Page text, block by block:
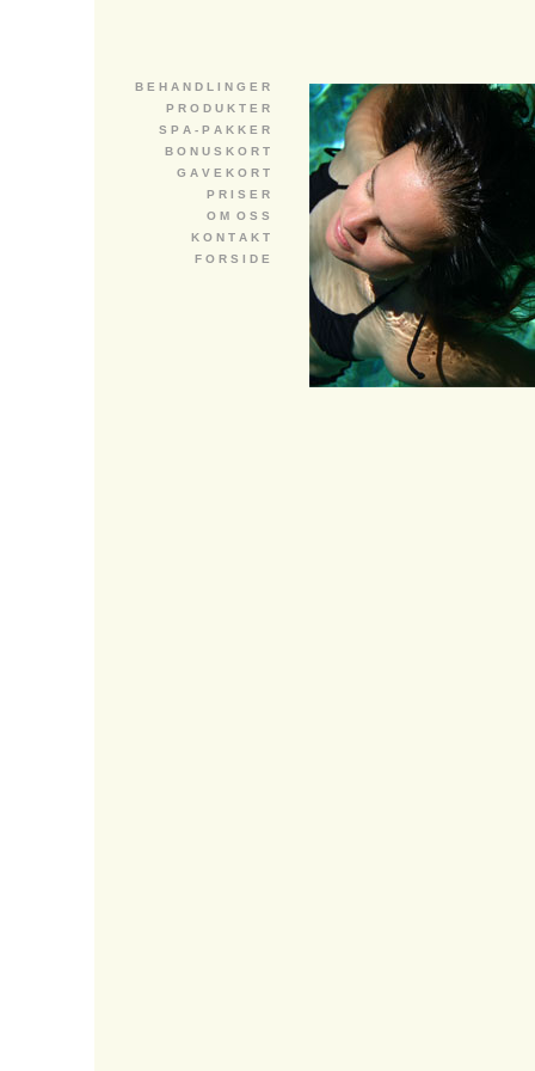
B E H A N D L I N G E R
P R O D U K T E R
S P A - P A K K E R
B O N U S K O R T
G A V E K O R T
P R I S E R
O M O S S
K O N T A K T
F O R S I D E